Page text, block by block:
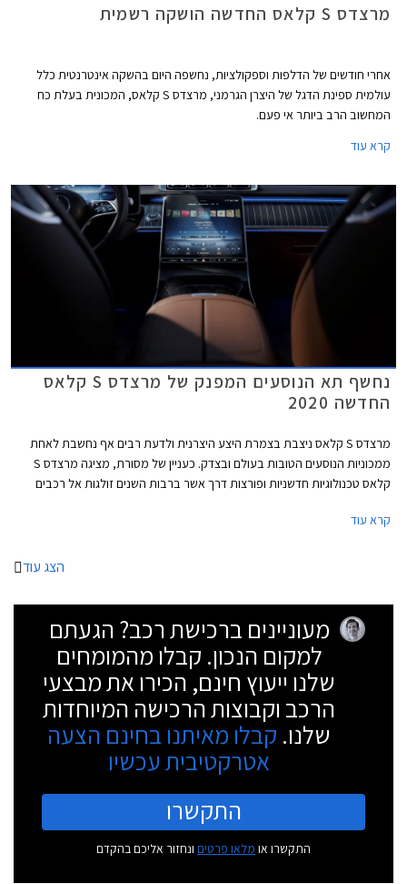
מרצדס S קלאס החדשה הושקה רשמית
אחרי חודשים של הדלפות וספקולציות, נחשפה היום בהשקה אינטרנטית כלל
עולמית ספינת הדגל של היצרן הגרמני, מרצדס S קלאס, המכונית בעלת כח
המחשוב הרב ביותר אי פעם.
קרא עוד
נחשף תא הנוסעים המפנק של מרצדס S קלאס
החדשה 2020
מרצדס S קלאס ניצבת בצמרת היצע היצרנית ולדעת רבים אף נחשבת לאחת
ממכוניות הנוסעים הטובות בעולם ובצדק. כעניין של מסורת, מציגה מרצדס S
קלאס טכנולוגיות חדשניות ופורצות דרך אשר ברבות השנים זולגות אל רכבים
לראשונה את כרית האוויר ואת מערכת בקרת השיוט האדפטיבית.
קרא עוד
הצג עוד
מעוניינים ברכישת רכב? הגעתם
למקום הנכון. קבלו מהמומחים
שלנו ייעוץ חינם, הכירו את מבצעי
הרכב וקבוצות הרכישה המיוחדות
שלנו. קבלו מאיתנו בחינם הצעה
אטרקטיבית עכשיו
התקשרו
התקשרו או מלאו פרטים ונחזור אליכם בהקדם